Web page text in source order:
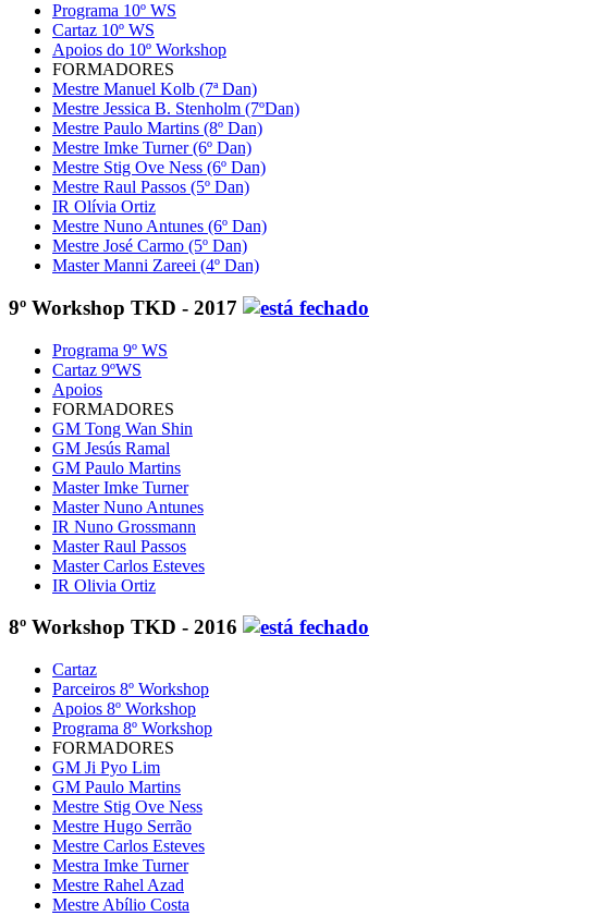
Programa 10º WS
Cartaz 10º WS
Apoios do 10º Workshop
FORMADORES
Mestre Manuel Kolb (7ª Dan)
Mestre Jessica B. Stenholm (7ºDan)
Mestre Paulo Martins (8º Dan)
Mestre Imke Turner (6º Dan)
Mestre Stig Ove Ness (6º Dan)
Mestre Raul Passos (5º Dan)
IR Olívia Ortiz
Mestre Nuno Antunes (6º Dan)
Mestre José Carmo (5º Dan)
Master Manni Zareei (4º Dan)
9º Workshop TKD - 2017
Programa 9º WS
Cartaz 9ºWS
Apoios
FORMADORES
GM Tong Wan Shin
GM Jesús Ramal
GM Paulo Martins
Master Imke Turner
Master Nuno Antunes
IR Nuno Grossmann
Master Raul Passos
Master Carlos Esteves
IR Olivia Ortiz
8º Workshop TKD - 2016
Cartaz
Parceiros 8º Workshop
Apoios 8º Workshop
Programa 8º Workshop
FORMADORES
GM Ji Pyo Lim
GM Paulo Martins
Mestre Stig Ove Ness
Mestre Hugo Serrão
Mestre Carlos Esteves
Mestra Imke Turner
Mestre Rahel Azad
Mestre Abílio Costa